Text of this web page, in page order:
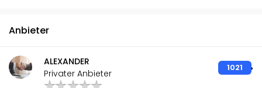
Anbieter
ALEXANDER
Privater Anbieter
1021